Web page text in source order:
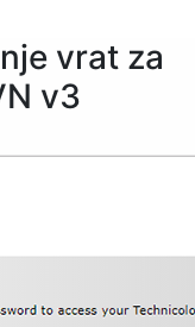
vrat za
v3